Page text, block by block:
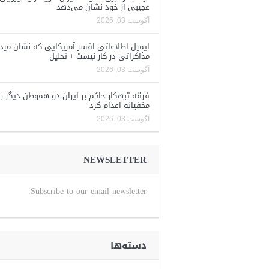
عجیبی از خود نشان می‌دهد
آگوست 03, 2026
ایمیل اطلاعاتی افسر آمریکایی که نشان
مذاکراتی در کار نیست + تحلیل
آگوست 03, 2026
فرقه تبهکار حاکم بر ایران دو هموطن دیگر
مخفیانه اعدام کرد
آگوست 03, 2026
NEWSLETTER
Subscribe to our email newsletter.
دسته‌ها